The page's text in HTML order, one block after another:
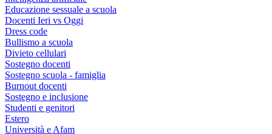
Educazione sessuale a scuola
Docenti Ieri vs Oggi
Dress code
Bullismo a scuola
Divieto cellulari
Sostegno docenti
Sostegno scuola - famiglia
Burnout docenti
Sostegno e inclusione
Studenti e genitori
Estero
Università e Afam